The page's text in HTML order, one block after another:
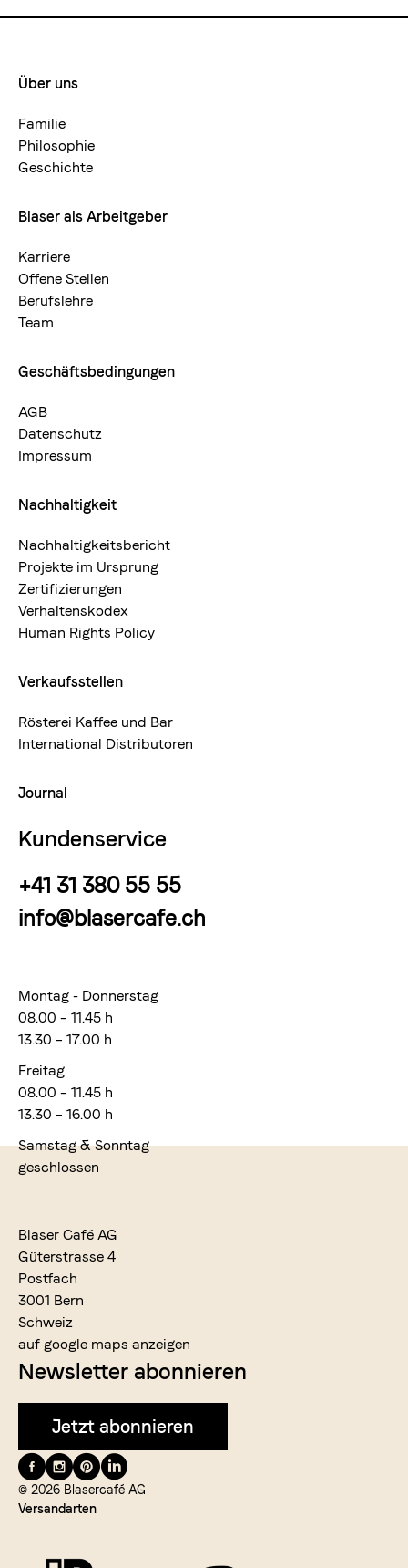
Footermenue-
neu
Über uns
Familie
Philosophie
Geschichte
Blaser als Arbeitgeber
Karriere
Offene Stellen
Berufslehre
Team
Geschäftsbedingungen
AGB
Datenschutz
Impressum
Nachhaltigkeit
Nachhaltigkeitsbericht
Projekte im Ursprung
Zertifizierungen
Verhaltenskodex
Human Rights Policy
Verkaufsstellen
Rösterei Kaffee und Bar
International Distributoren
Journal
Kundenservice
+41 31 380 55 55
info@blasercafe.ch
Montag - Donnerstag
08.00 – 11.45 h
13.30 – 17.00 h
Freitag
08.00 – 11.45 h
13.30 – 16.00 h
Samstag & Sonntag
geschlossen
Blaser Café AG
Güterstrasse 4
Postfach
3001 Bern
Schweiz
auf google maps anzeigen
Newsletter abonnieren
Jetzt abonnieren
Folge
uns
auf
© 2026 Blasercafé AG
Versandarten